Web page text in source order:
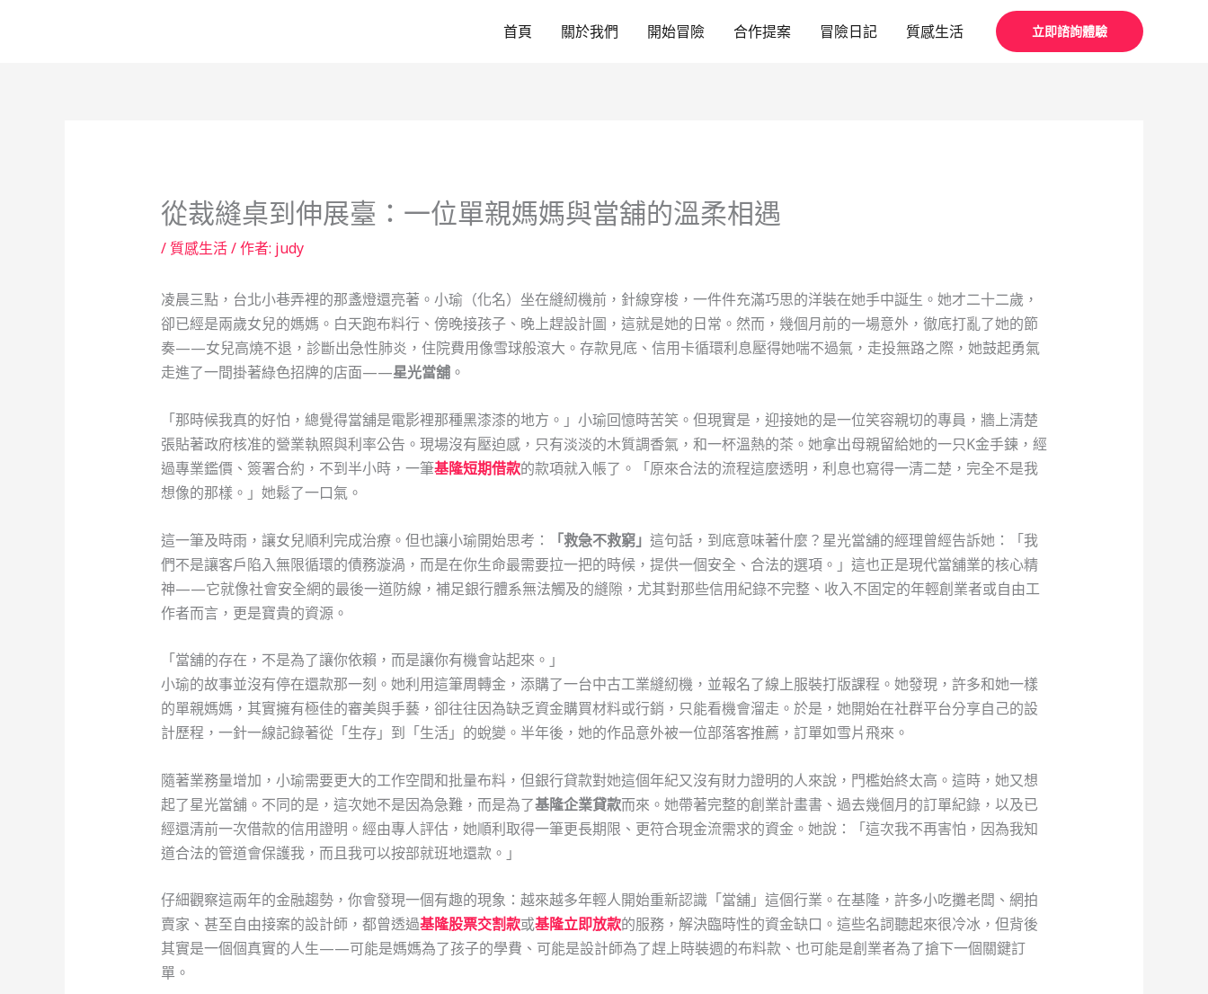
首頁 關於我們 開始冒險 合作提案 冒險日記 質感生活 立即諮詢體驗
從裁縫桌到伸展臺：一位單親媽媽與當舖的溫柔相遇
/ 質感生活/ 作者: judy
凌晨三點，台北小巷弄裡的那盞燈還亮著。小瑜（化名）坐在縫紉機前，針線穿梭，一件件充滿巧思的洋裝在她手中誕生。她才二十二歲，
卻已經是兩歲女兒的媽媽。白天跑布料行、傍晚接孩子、晚上趕設計圖，這就是她的日常。然而，幾個月前的一場意外，徹底打亂了她的節
奏——女兒高燒不退，診斷出急性肺炎，住院費用像雪球般滾大。存款見底、信用卡循環利息壓得她喘不過氣，走投無路之際，她鼓起勇氣
走進了一間掛著綠色招牌的店面——星光當舖。
「那時候我真的好怕，總覺得當舖是電影裡那種黑漆漆的地方。」小瑜回憶時苦笑。但現實是，迎接她的是一位笑容親切的專員，牆上清楚
張貼著政府核准的營業執照與利率公告。現場沒有壓迫感，只有淡淡的木質調香氣，和一杯溫熱的茶。她拿出母親留給她的一只K金手鍊，經
過專業鑑價、簽署合約，不到半小時，一筆基隆短期借款的款項就入帳了。「原來合法的流程這麼透明，利息也寫得一清二楚，完全不是我
想像的那樣。」她鬆了一口氣。
這一筆及時雨，讓女兒順利完成治療。但也讓小瑜開始思考： 「救急不救窮」 這句話，到底意味著什麼？星光當舖的經理曾經告訴她：「我
們不是讓客戶陷入無限循環的債務漩渦，而是在你生命最需要拉一把的時候，提供一個安全、合法的選項。」這也正是現代當舖業的核心精
神——它就像社會安全網的最後一道防線，補足銀行體系無法觸及的縫隙，尤其對那些信用紀錄不完整、收入不固定的年輕創業者或自由工
作者而言，更是寶貴的資源。
「當舖的存在，不是為了讓你依賴，而是讓你有機會站起來。」
小瑜的故事並沒有停在還款那一刻。她利用這筆周轉金，添購了一台中古工業縫紉機，並報名了線上服裝打版課程。她發現，許多和她一樣
的單親媽媽，其實擁有極佳的審美與手藝，卻往往因為缺乏資金購買材料或行銷，只能看機會溜走。於是，她開始在社群平台分享自己的設
計歷程，一針一線記錄著從「生存」到「生活」的蛻變。半年後，她的作品意外被一位部落客推薦，訂單如雪片飛來。
隨著業務量增加，小瑜需要更大的工作空間和批量布料，但銀行貸款對她這個年紀又沒有財力證明的人來說，門檻始終太高。這時，她又想
起了星光當舖。不同的是，這次她不是因為急難，而是為了基隆企業貸款而來。她帶著完整的創業計畫書、過去幾個月的訂單紀錄，以及已
經還清前一次借款的信用證明。經由專人評估，她順利取得一筆更長期限、更符合現金流需求的資金。她說：「這次我不再害怕，因為我知
道合法的管道會保護我，而且我可以按部就班地還款。」
仔細觀察這兩年的金融趨勢，你會發現一個有趣的現象：越來越多年輕人開始重新認識「當舖」這個行業。在基隆，許多小吃攤老闆、網拍
賣家、甚至自由接案的設計師，都曾透過基隆股票交割款或基隆立即放款的服務，解決臨時性的資金缺口。這些名詞聽起來很冷冰，但背後
其實是一個個真實的人生——可能是媽媽為了孩子的學費、可能是設計師為了趕上時裝週的布料款、也可能是創業者為了搶下一個關鍵訂
單。